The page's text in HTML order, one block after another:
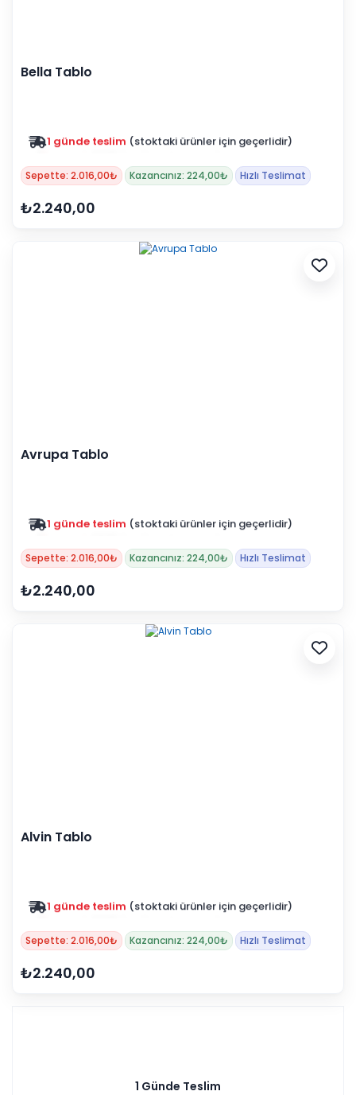
Bella Tablo
Zam yok 2025 fiyatları devam ediyor
Sepette: 2.016,00₺ Kazancınız: 224,00₺ Hızlı Teslimat
₺2.240,00
Avrupa Tablo
Zam yok 2025 fiyatları devam ediyor
Sepette: 2.016,00₺ Kazancınız: 224,00₺ Hızlı Teslimat
₺2.240,00
Alvin Tablo
Zam yok 2025 fiyatları devam ediyor
Sepette: 2.016,00₺ Kazancınız: 224,00₺ Hızlı Teslimat
₺2.240,00
1 Günde Teslim